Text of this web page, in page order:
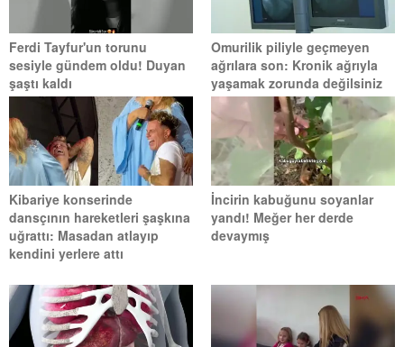
Ferdi Tayfur'un torunu
sesiyle gündem oldu! Duyan
şaştı kaldı
Omurilik piliyle geçmeyen
ağrılara son: Kronik ağrıyla
yaşamak zorunda değilsiniz
Kibariye konserinde
dansçının hareketleri şaşkına
uğrattı: Masadan atlayıp
kendini yerlere attı
İncirin kabuğunu soyanlar
yandı! Meğer her derde
devaymış